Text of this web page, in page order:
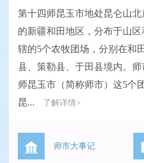
第十四师昆玉市地处昆仑山
的新疆和田地区，分布于山
辖的5个农牧团场，分别在和
县、策勒县、于田县境内。
师昆玉市（简称师市）这5个
昆...
了解详情>
师市大事记